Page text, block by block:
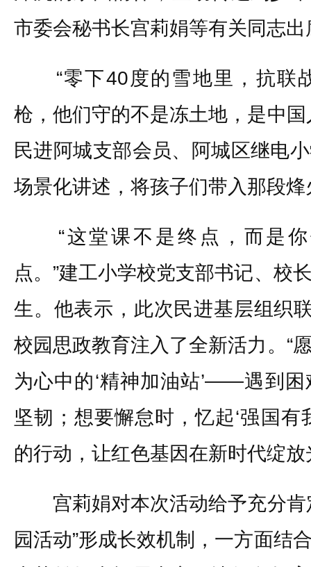
市委会秘书长宫莉娟等有关同志出
“零下40度的雪地里，抗联
枪，他们守的不是冻土地，是中
民进阿城支部会员、阿城区继电
场景化讲述，将孩子们带入那段烽
“这堂课不是终点，而是你
点。”建工小学校党支部书记、校
生。他表示，此次民进基层组织
校园思政教育注入了全新活力。“
为心中的‘精神加油站’——遇到
坚韧；想要懈怠时，忆起‘强国有
的行动，让红色基因在新时代绽放
宫莉娟对本次活动给予充分肯
园活动”形成长效机制，一方面结